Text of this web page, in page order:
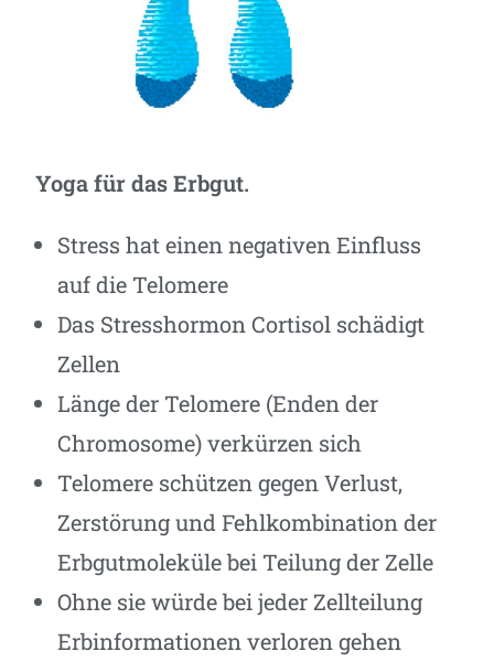
Yoga für das Erbgut.
Stress hat einen negativen Einfluss
auf die Telomere
Das Stresshormon Cortisol schädigt
Zellen
Länge der Telomere (Enden der
Chromosome) verkürzen sich
Telomere schützen gegen Verlust,
Zerstörung und Fehlkombination der
Erbgutmoleküle bei Teilung der Zelle
Ohne sie würde bei jeder Zellteilung
Erbinformationen verloren gehen